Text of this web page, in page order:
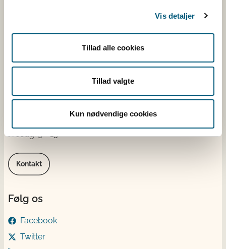
Vis detaljer
Tillad alle cookies
Tillad valgte
Kun nødvendige cookies
CVR: 62534516
Fredag: 9 - 15
Kontakt
Følg os
Facebook
Twitter